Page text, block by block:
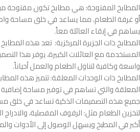
المطابخ المفتوحة: هي مطابخ تكون مفتوحة
أو غرفة الطعام، مما يساعد في خلق مساحة
يساهم في إبقاء العائلة معاً.
المطابخ ذات الجزيرة المركزية: تعد هذه المطابخ
المستخدمة مع العائلات الكبيرة، يوفر هذا
واسعة وكافية لتناول الطعام والعمل أحياناً.
المطابخ ذات الوحدات المعلقة: تتميز هذه
المعلقة والتي تساهم في توفير مساحة
جميع هذه التصميمات الذكية تساعد في خلق
لتخزين الطعام مثل: الرفوف المفصلية،
أكبر في المطبخ ويسهل الوصول إلى الأدوات